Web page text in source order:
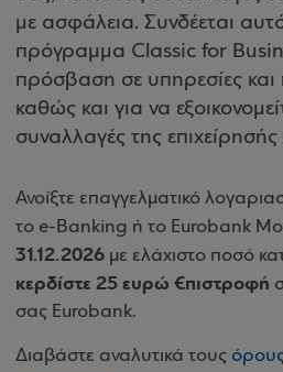
με ασφάλεια. Συνδέεται
πρόγραμμα Classic for
πρόσβαση σε υπηρεσίες
καθώς και για να
συναλλαγές της
Ανοίξτε επαγγελματικό
το e-Banking ή το Eurobank
31.12.2026 με ελάχιστο ποσό
κερδίστε 25 ευρώ €πιστροφή
σας Eurobank.
Διαβάστε αναλυτικά τους